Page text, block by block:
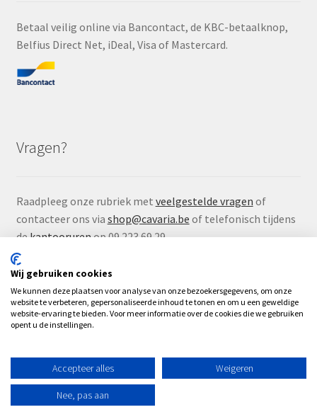
Betaal veilig online via Bancontact, de KBC-betaalknop,
Belfius Direct Net, iDeal, Visa of Mastercard.
Vragen?
Raadpleeg onze rubriek met veelgestelde vragen of
contacteer ons via shop@cavaria.be of telefonisch tijdens
dekantoorurenop 09 223 69 29.
© Çavaria Webshop 2026
Zoeken
Zoeken
Wij gebruiken cookies
We kunnen deze plaatsen voor analyse van onze bezoekersgegevens, om onze
website te verbeteren, gepersonaliseerde inhoud te tonen en om u een geweldige
website-ervaring te bieden. Voor meer informatie over de cookies die we gebruiken
opent u de instellingen.
Accepteer alles Weigeren
Nee, pas aan